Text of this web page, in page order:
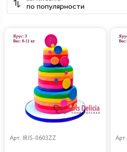
Арт. IRIS-0603ZZ Арт.